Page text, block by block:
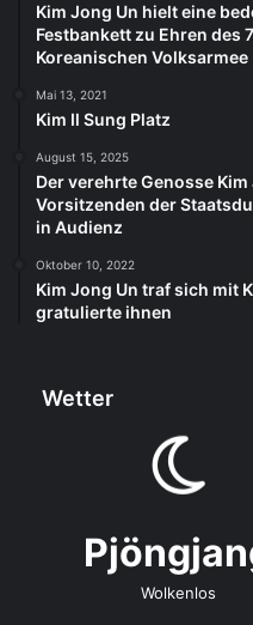
Kim Jong Un hielt eine
Festbankett zu Ehren des
Koreanischen Volksarmee
Mai 13, 2021
Kim Il Sung Platz
August 15, 2025
Der verehrte Genosse
Vorsitzenden der
in Audienz
Oktober 10, 2022
Kim Jong Un traf sich mit
gratulierte ihnen
Wetter
Wolkenlos